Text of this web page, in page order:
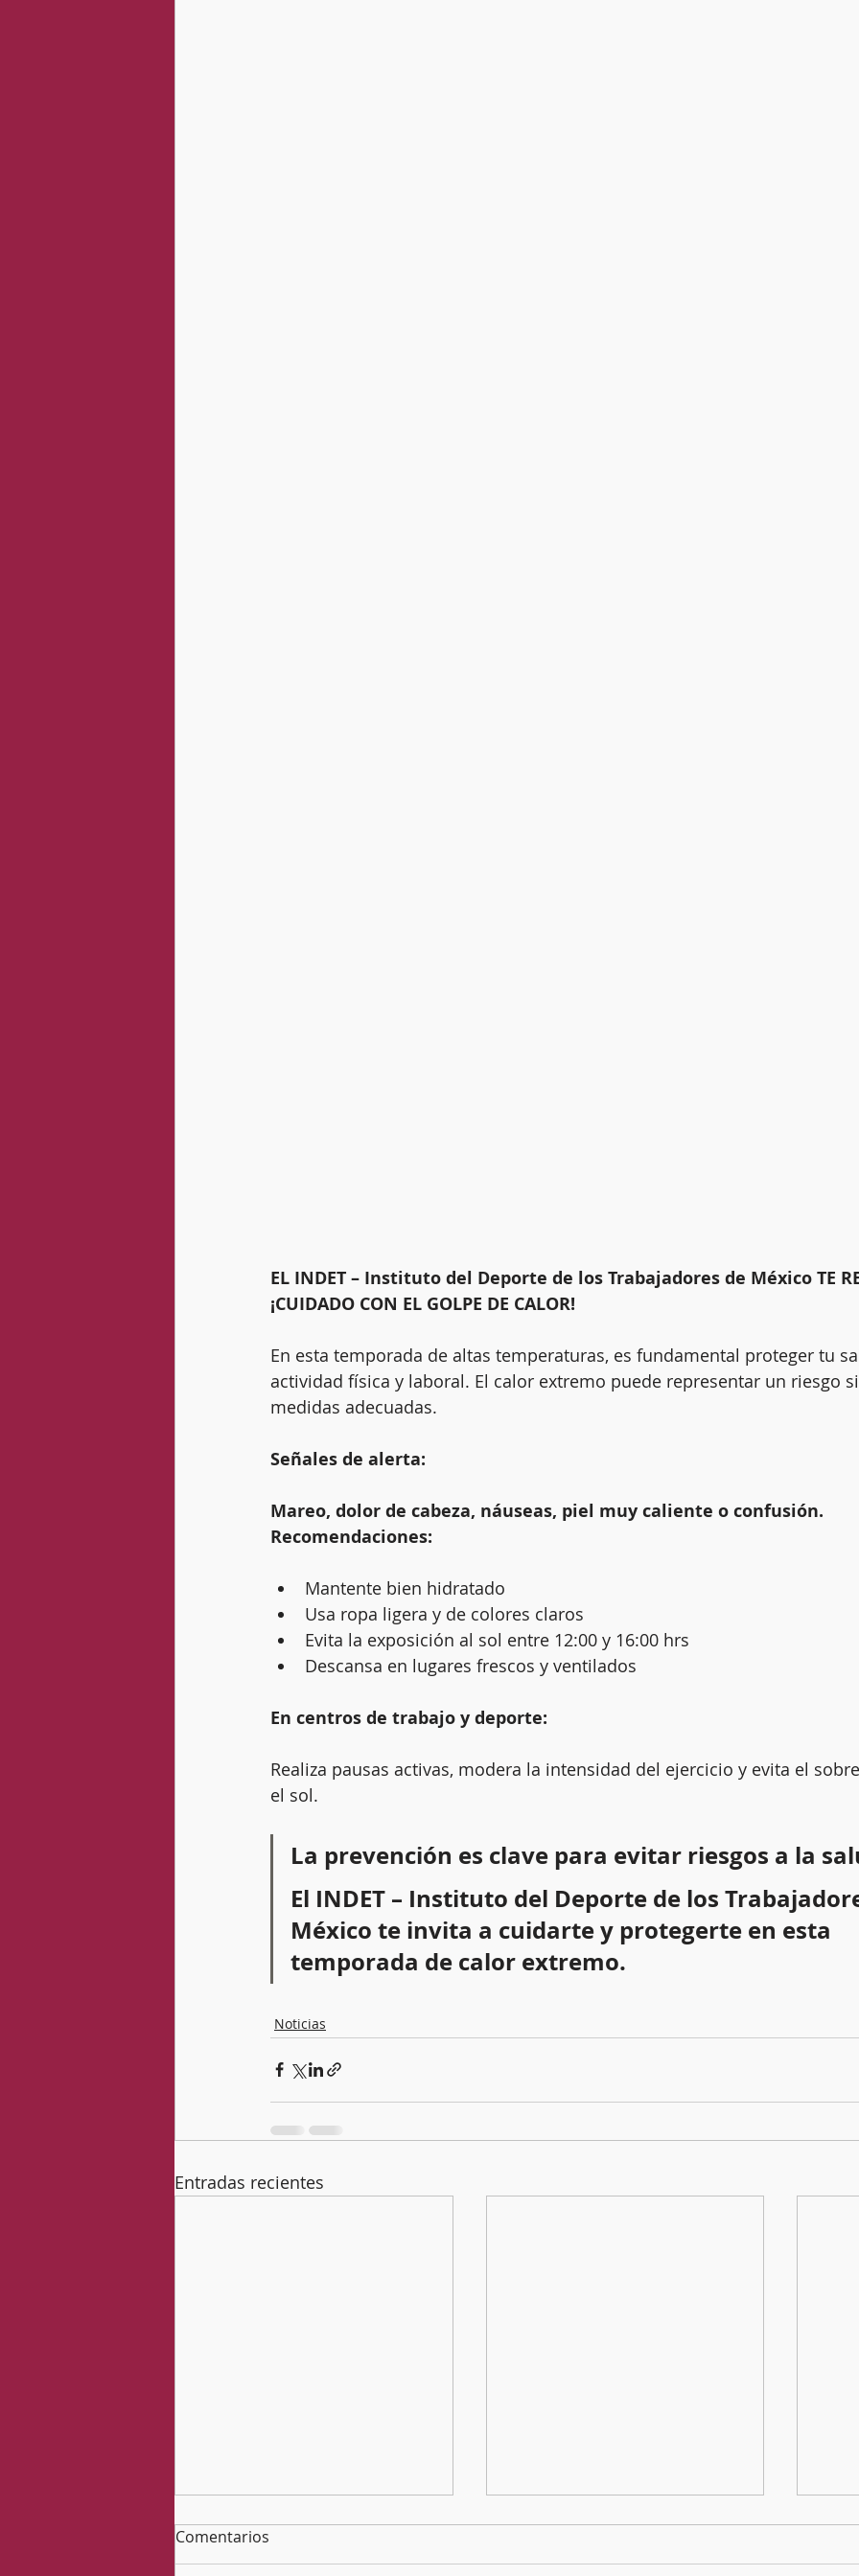
EL INDET – Instituto del Deporte de los Trabajadores de México TE
¡CUIDADO CON EL GOLPE DE CALOR!
En esta temporada de altas temperaturas, es fundamental proteger tu
actividad física y laboral. El calor extremo puede representar un riesgo
medidas adecuadas.
Señales de alerta:
Mareo, dolor de cabeza, náuseas, piel muy caliente o confusión.
Recomendaciones:
Mantente bien hidratado
Usa ropa ligera y de colores claros
Evita la exposición al sol entre 12:00 y 16:00 hrs
Descansa en lugares frescos y ventilados
En centros de trabajo y deporte:
Realiza pausas activas, modera la intensidad del ejercicio y evita el
el sol.
La prevención es clave para evitar riesgos a la
El INDET – Instituto del Deporte de los
México te invita a cuidarte y protegerte en esta
temporada de calor extremo.
Noticias
Entradas recientes
Comentarios